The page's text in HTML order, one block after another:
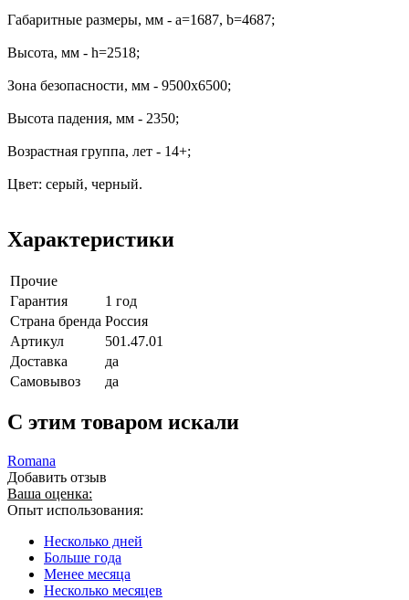
Габаритные размеры, мм - a=1687, b=4687;
Высота, мм - h=2518;
Зона безопасности, мм - 9500х6500;
Высота падения, мм - 2350;
Возрастная группа, лет - 14+;
Цвет: серый, черный.
Характеристики
Прочие
Гарантия
1 год
Страна бренда Россия
Артикул
501.47.01
Доставка
да
Самовывоз
да
C этим товаром искали
Romana
Добавить отзыв
Ваша оценка:
Опыт использования:
Несколько дней
Больше года
Менее месяца
Несколько месяцев